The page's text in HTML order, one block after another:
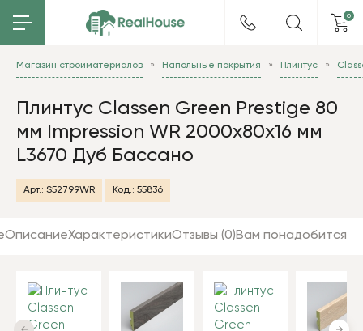
0
Магазин стройматериалов Напольные покрытия Плинтус
Плинтус Classen Green Prestige 80
мм Impression WR 2000x80x16 мм
L3670 Дуб Бассано
Арт.: S52799WR Код.: 55836
ОписаниеХарактеристикиОтзывы (0)Вам понадобится